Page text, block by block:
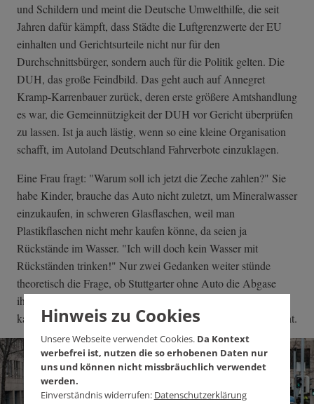
und Schildern und meint die Deutsche Umwelthilfe, die seit
Jahren dafür kämpft, dass Städte die Luftgrenzwerte der EU
einhalten und Gerichtsurteile nicht nur für den
Durchschnittsbürger, sondern auch für die Politik gelten. Die
DUH, das große Feindbild. Das geht auch auf Annegret
Kramp-Karrenbauer zurück, deren erste größere Amtshandlung
es war, die Gemeinnützigkeit der DUH vor Gericht überprüfen
zu lassen. Ist ja auch lästig, wenn so eine kleine Organisation
schafft, im Autoland Deutschland Fahrverbote einzuklagen.
Eine Frau fragt: "Warum soll ich jetzt die Zeche zahlen?" Sie
habe Kinder, brauche das Auto nicht zuletzt, um Mineralwasser
einzukaufen, in schweren Glasflaschen, weil man
Plastikflaschen nicht mehr kaufen könne, da seien ja
Rückstände im Wasser. "Ich will doch kein Wasser mit
Rückständen trinken!" Nur zwei Gedanken weiter stünde
theoretisch die Frage, ob Stuttgarter ohne Auto die Abgase
ihres Diesels einatmen möchten. Wer Glas statt Plastik kauft,
kann selbst entscheiden, was er trinkt. Wer Luft holt eben nicht.
Hinweis zu Cookies
Unsere Webseite verwendet Cookies. Da Kontext
werbefrei ist, nutzen die so erhobenen Daten nur
uns und können nicht missbräuchlich verwendet
werden.
Einverständnis widerrufen: Datenschutzerklärung